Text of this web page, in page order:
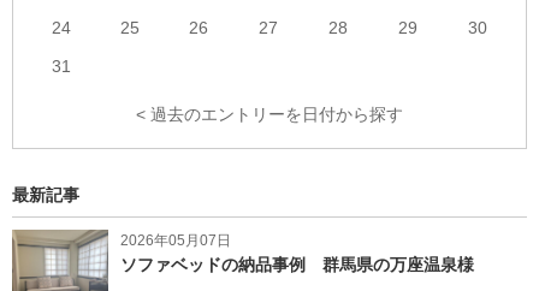
24
25 26 27 28 29
30
31
< 過去のエントリーを日付から探す
最新記事
2026年05月07日
ソファベッドの納品事例 群馬県の万座温泉様